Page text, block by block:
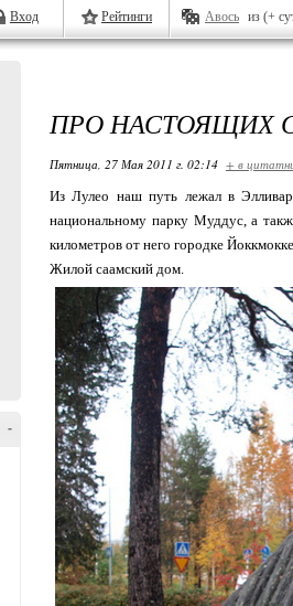
Вход Рейтинги Авось из (+
-
ПРО НАСТОЯЩИХ
Пятница, 27 Мая 2011 г. 02:14 + в
Из Лулео наш путь лежал в
национальному парку Муддус, а
километров от него городке
Жилой саамский дом.